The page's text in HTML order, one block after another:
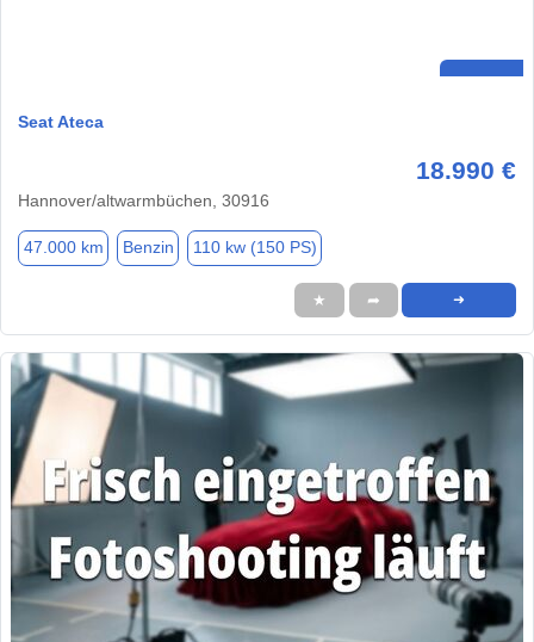
Seat Ateca
18.990 €
Hannover/altwarmbüchen, 30916
47.000 km Benzin 110 kw (150 PS)
★ ➦ ➜